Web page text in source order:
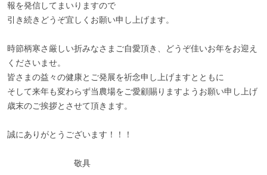
報を発信してまいりますので
引き続きどうぞ宜しくお願い申し上げます。
時節柄寒さ厳しい折みなさまご自愛頂き、どうぞ佳いお年をお迎え
くださいませ。
皆さまの益々の健康とご発展を祈念申し上げますとともに
そして来年も変わらず当農場をご愛顧賜りますようお願い申し上げ
歳末のご挨拶とさせて頂きます。
誠にありがとうございます！！！
敬具